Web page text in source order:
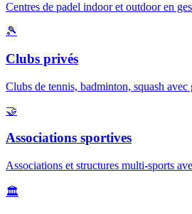
Centres de padel indoor et outdoor en
🎾
Clubs privés
Clubs de tennis, badminton, squash avec
🤝
Associations sportives
Associations et structures multi-sports
🏛️